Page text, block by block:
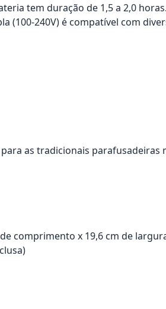
tem duração de 1,5 a 2,0
(100-240V) é compatível com
as tradicionais parafusadeiras
comprimento x 19,6 cm de